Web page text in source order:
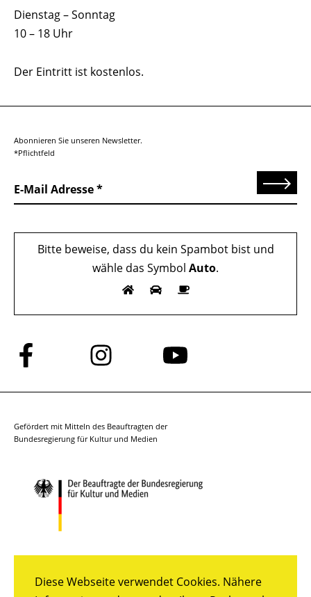
Diese Webseite verwendet Cookies. Nähere
Dienstag – Sonntag
10 – 18 Uhr
Der Eintritt ist kostenlos.
Abonnieren Sie unseren Newsletter.
*Pflichtfeld
E-Mail Adresse Senden
Bitte beweise, dass du kein Spambot bist und
wähle das Symbol Auto.
Folge
uns
auf
Folge
uns
auf
Folge
auf
Gefördert mit Mitteln des Beauftragten der
Bundesregierung für Kultur und Medien